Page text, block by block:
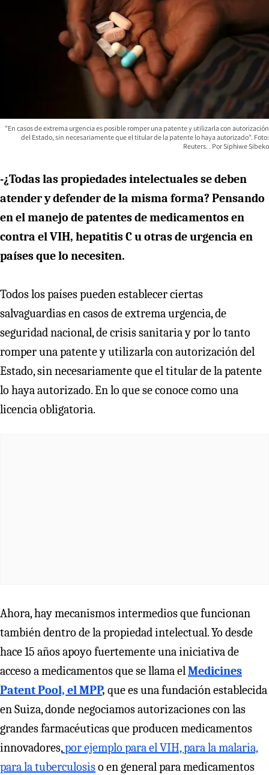
"En casos de extrema urgencia es posible romper una patente y utilizarla con autorización
del Estado, sin necesariamente que el titular de la patente lo haya autorizado". Foto:
Reuters.
Siphiwe Sibeko
-¿Todas las propiedades intelectuales se deben
atender y defender de la misma forma? Pensando
en el manejo de patentes de medicamentos en
contra el VIH, hepatitis C u otras de urgencia en
países que lo necesiten.
Todos los países pueden establecer ciertas
salvaguardias en casos de extrema urgencia, de
seguridad nacional, de crisis sanitaria y por lo tanto
romper una patente y utilizarla con autorización del
Estado, sin necesariamente que el titular de la patente
lo haya autorizado. En lo que se conoce como una
licencia obligatoria.
Ahora, hay mecanismos intermedios que funcionan
también dentro de la propiedad intelectual. Yo desde
hace 15 años apoyo fuertemente una iniciativa de
acceso a medicamentos que se llama elMedicines
Patent Pool, el MPP, que es una fundación establecida
en Suiza, donde negociamos autorizaciones con las
grandes farmacéuticas que producen medicamentos
innovadores,por ejemplo para el VIH, para la malaria,
para la tuberculosiso en general para medicamentos